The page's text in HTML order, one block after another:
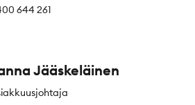
644 261
Jääskeläinen